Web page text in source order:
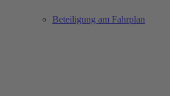
Beteiligung am Fahrplan